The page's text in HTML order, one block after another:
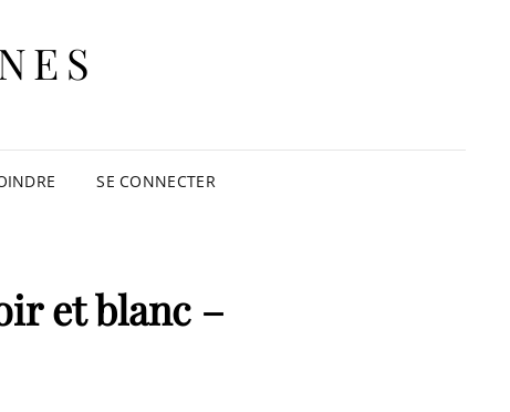
SE CONNECTER
et blanc –